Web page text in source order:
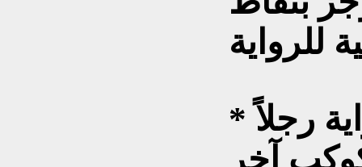
* تعشق شمس بطلة الرواية رجلاً